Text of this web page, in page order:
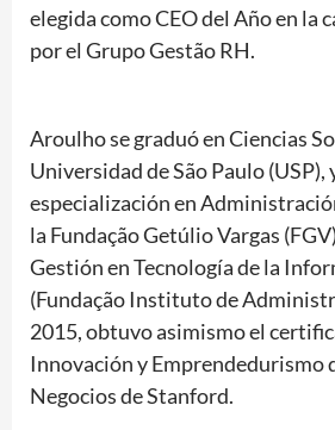
elegida como CEO del Año en la
por el Grupo Gestão RH.
Aroulho se graduó en Ciencias
Universidad de São Paulo (USP),
especialización en
la Fundação Getúlio Vargas
Gestión en Tecnología de la
(Fundação Instituto de
2015, obtuvo asimismo el
Innovación y Emprendedurismo
Negocios de Stanford.